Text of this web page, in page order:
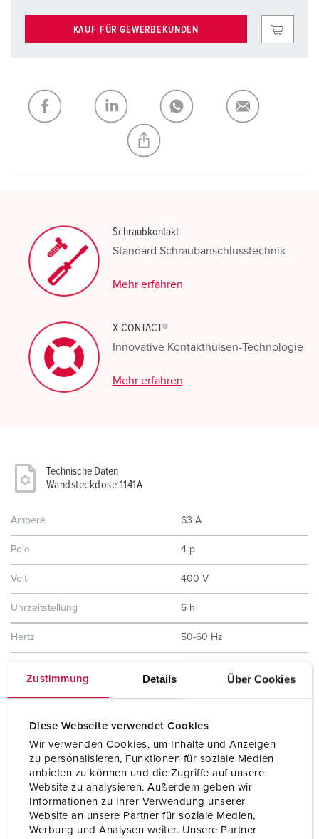
Zustimmung Details Über Cookies
Diese Webseite verwendet Cookies
Wir verwenden Cookies, um Inhalte und Anzeigen
zu personalisieren, Funktionen für soziale Medien
anbieten zu können und die Zugriffe auf unsere
Website zu analysieren. Außerdem geben wir
Informationen zu Ihrer Verwendung unserer
Website an unsere Partner für soziale Medien,
Werbung und Analysen weiter. Unsere Partner
KAUF FÜR GEWERBEKUNDEN
Schraubkontakt
Standard Schraubanschlusstechnik
Mehr erfahren
X-CONTACT®
Innovative Kontakthülsen-Technologie
Mehr erfahren
Technische Daten
Wandsteckdose 1141A
Ampere 63 A
Pole 4 p
Volt 400 V
Uhrzeitstellung 6 h
Hertz 50-60 Hz
Kontakt X-CONTACT®
Schutzart IP44
Gewicht 896 g
Prüfzeichen
CB Zertifikat
EAC
CQC
VDE